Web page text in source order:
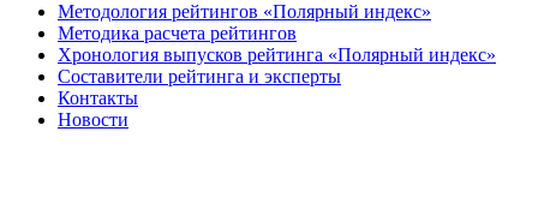
Методология рейтингов «Полярный индекс»
Методика расчета рейтингов
Хронология выпусков рейтинга «Полярный индекс»
Составители рейтинга и эксперты
Контакты
Новости